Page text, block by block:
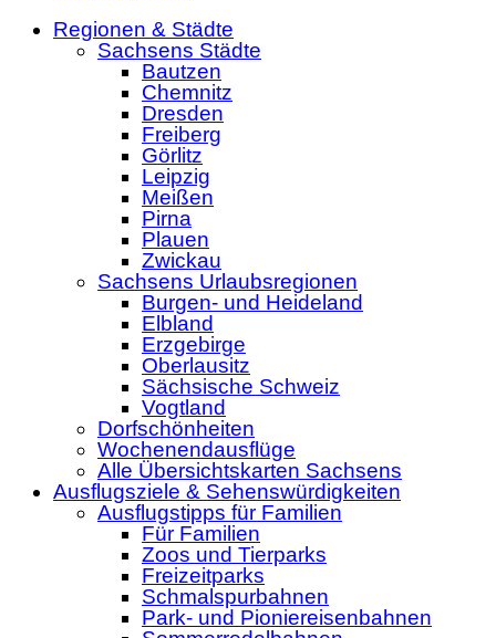
Regionen & Städte
Sachsens Städte
Bautzen
Chemnitz
Dresden
Freiberg
Görlitz
Leipzig
Meißen
Pirna
Plauen
Zwickau
Sachsens Urlaubsregionen
Burgen- und Heideland
Elbland
Erzgebirge
Oberlausitz
Sächsische Schweiz
Vogtland
Dorfschönheiten
Wochenendausflüge
Alle Übersichtskarten Sachsens
Ausflugsziele & Sehenswürdigkeiten
Ausflugstipps für Familien
Für Familien
Zoos und Tierparks
Freizeitparks
Schmalspurbahnen
Park- und Pioniereisenbahnen